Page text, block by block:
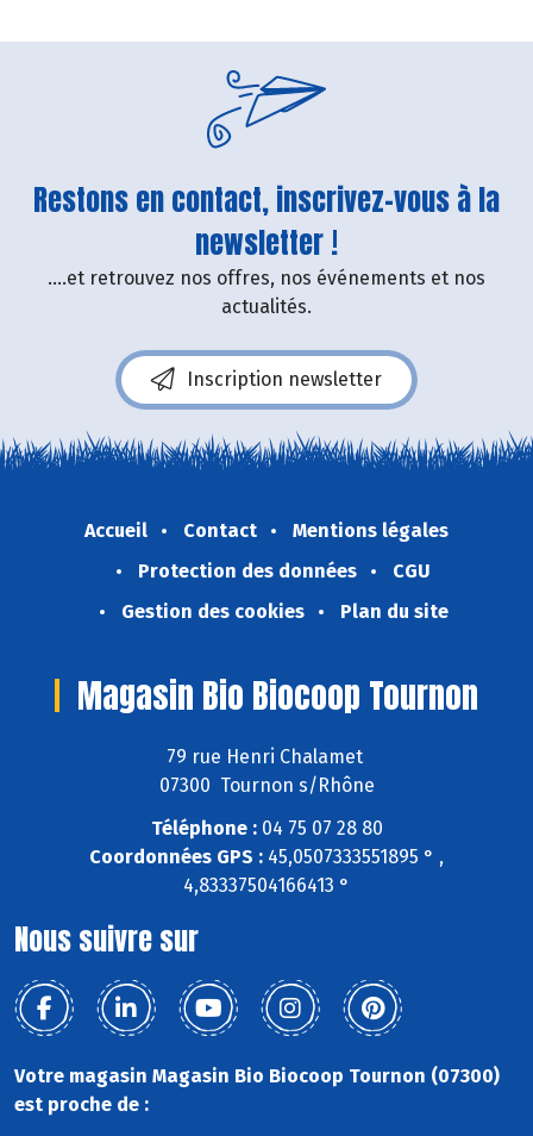
Restons en contact, inscrivez-vous à la
newsletter !
....et retrouvez nos offres, nos événements et nos
actualités.
Inscription newsletter
Accueil Contact
Mentions légales
Protection des données
CGU
Gestion des cookies
Plan du site
Magasin Bio Biocoop Tournon
79 rue Henri Chalamet
07300 Tournon s/Rhône
Téléphone :04 75 07 28 80
Coordonnées GPS : 45,0507333551895 ° ,
4,83337504166413 °
Nous suivre sur
Votre magasin Magasin Bio Biocoop Tournon (07300)
est proche de :